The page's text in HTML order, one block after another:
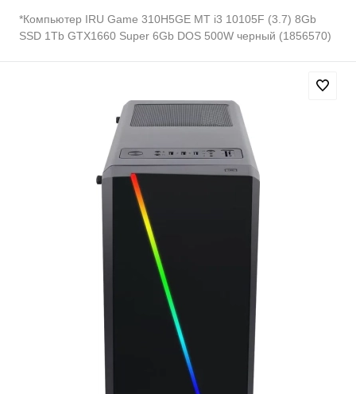
*Компьютер IRU Game 310H5GE MT i3 10105F (3.7) 8Gb
SSD 1Tb GTX1660 Super 6Gb DOS 500W черный (1856570)